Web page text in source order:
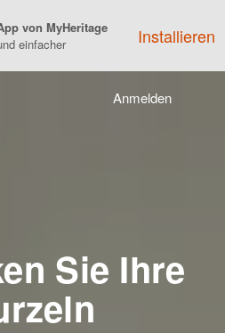
von MyHeritage
einfacher
Installieren
Anmelden
Sie Ihre